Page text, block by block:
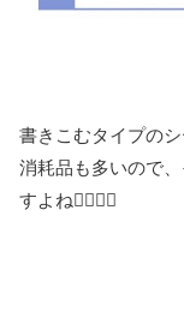
書きこむタイプの
消耗品も多いので
すよね✍🏻💦💦